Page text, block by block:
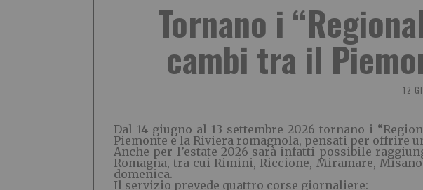
Tornano i
cambi tra il
12
Dal 14 giugno al 13 settembre 2026 tornano i
Piemonte e la Riviera romagnola, pensati per offrire
Anche per l’estate 2026 sarà infatti possibile
Romagna, tra cui Rimini, Riccione, Miramare,
domenica.
Il servizio prevede quattro corse giornaliere: